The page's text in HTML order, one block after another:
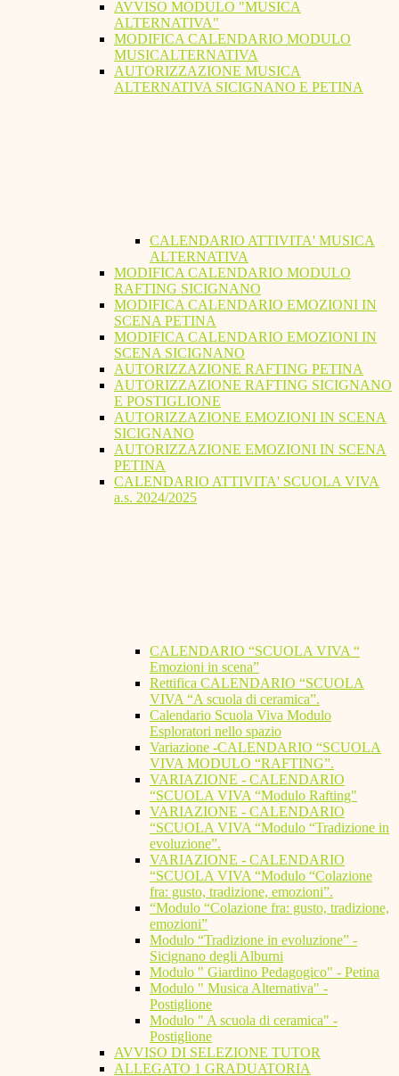
AVVISO MODULO "MUSICA
ALTERNATIVA"
MODIFICA CALENDARIO MODULO
MUSICALTERNATIVA
AUTORIZZAZIONE MUSICA
ALTERNATIVA SICIGNANO E PETINA
CALENDARIO ATTIVITA' MUSICA
ALTERNATIVA
MODIFICA CALENDARIO MODULO
RAFTING SICIGNANO
MODIFICA CALENDARIO EMOZIONI IN
SCENA PETINA
MODIFICA CALENDARIO EMOZIONI IN
SCENA SICIGNANO
AUTORIZZAZIONE RAFTING PETINA
AUTORIZZAZIONE RAFTING SICIGNANO
E POSTIGLIONE
AUTORIZZAZIONE EMOZIONI IN SCENA
SICIGNANO
AUTORIZZAZIONE EMOZIONI IN SCENA
PETINA
CALENDARIO ATTIVITA' SCUOLA VIVA
a.s. 2024/2025
CALENDARIO “SCUOLA VIVA “
Emozioni in scena”
Rettifica CALENDARIO “SCUOLA
VIVA “A scuola di ceramica”.
Calendario Scuola Viva Modulo
Esploratori nello spazio
Variazione -CALENDARIO “SCUOLA
VIVA MODULO “RAFTING”.
VARIAZIONE - CALENDARIO
“SCUOLA VIVA “Modulo Rafting"
VARIAZIONE - CALENDARIO
“SCUOLA VIVA “Modulo “Tradizione in
evoluzione”.
VARIAZIONE - CALENDARIO
“SCUOLA VIVA “Modulo “Colazione
fra: gusto, tradizione, emozioni”.
“Modulo “Colazione fra: gusto, tradizione,
emozioni”
Modulo “Tradizione in evoluzione” -
Sicignano degli Alburni
Modulo " Giardino Pedagogico" - Petina
Modulo " Musica Alternativa" -
Postiglione
Modulo " A scuola di ceramica" -
Postiglione
AVVISO DI SELEZIONE TUTOR
ALLEGATO 1 GRADUATORIA